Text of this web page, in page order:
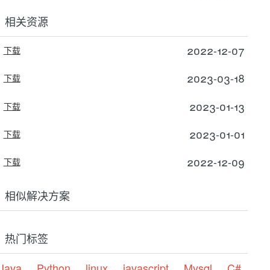
相关资源
下载 2022-12-07
下载 2023-03-18
下载 2023-01-13
下载 2023-01-01
下载 2022-12-09
相似解决方案
热门标签